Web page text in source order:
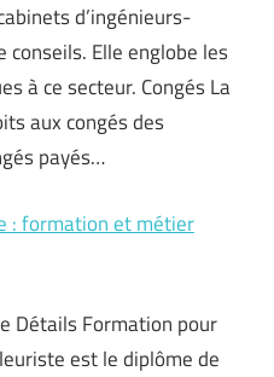
d’ingénieurs-
conseils. Elle englobe les
à ce secteur. Congés La
aux congés des
payés…
: formation et métier
Détails Formation pour
est le diplôme de